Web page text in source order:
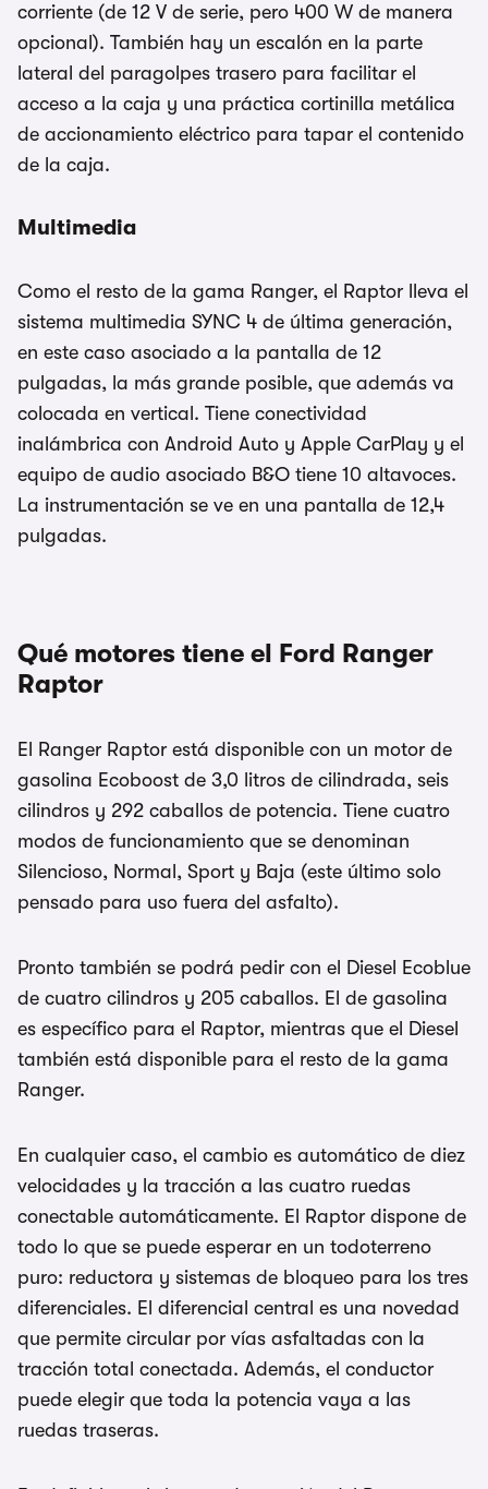
corriente (de 12 V de serie, pero 400 W de manera
opcional). También hay un escalón en la parte
lateral del paragolpes trasero para facilitar el
acceso a la caja y una práctica cortinilla metálica
de accionamiento eléctrico para tapar el contenido
de la caja.
Multimedia
Como el resto de la gama Ranger, el Raptor lleva el
sistema multimedia SYNC 4 de última generación,
en este caso asociado a la pantalla de 12
pulgadas, la más grande posible, que además va
colocada en vertical. Tiene conectividad
inalámbrica con Android Auto y Apple CarPlay y el
equipo de audio asociado B&O tiene 10 altavoces.
La instrumentación se ve en una pantalla de 12,4
pulgadas.
Qué motores tiene el Ford Ranger
Raptor
El Ranger Raptor está disponible con un motor de
gasolina Ecoboost de 3,0 litros de cilindrada, seis
cilindros y 292 caballos de potencia. Tiene cuatro
modos de funcionamiento que se denominan
Silencioso, Normal, Sport y Baja (este último solo
pensado para uso fuera del asfalto).
Pronto también se podrá pedir con el Diesel Ecoblue
de cuatro cilindros y 205 caballos. El de gasolina
es específico para el Raptor, mientras que el Diesel
también está disponible para el resto de la gama
Ranger.
En cualquier caso, el cambio es automático de diez
velocidades y la tracción a las cuatro ruedas
conectable automáticamente. El Raptor dispone de
todo lo que se puede esperar en un todoterreno
puro: reductora y sistemas de bloqueo para los tres
diferenciales. El diferencial central es una novedad
que permite circular por vías asfaltadas con la
tracción total conectada. Además, el conductor
puede elegir que toda la potencia vaya a las
ruedas traseras.